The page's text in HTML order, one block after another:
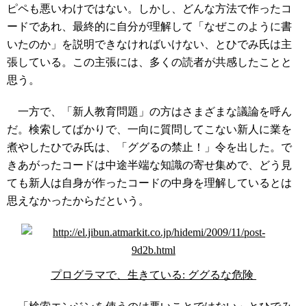
ピペも悪いわけではない。しかし、どんな方法で作ったコ
ードであれ、最終的に自分が理解して「なぜこのように書
いたのか」を説明できなければいけない、とひでみ氏は主
張している。この主張には、多くの読者が共感したことと
思う。
一方で、「新人教育問題」の方はさまざまな議論を呼ん
だ。検索してばかりで、一向に質問してこない新人に業を
煮やしたひでみ氏は、「ググるの禁止！」令を出した。で
きあがったコードは中途半端な知識の寄せ集めで、どう見
ても新人は自身が作ったコードの中身を理解しているとは
思えなかったからだという。
プログラマで、生きている: ググるな危険